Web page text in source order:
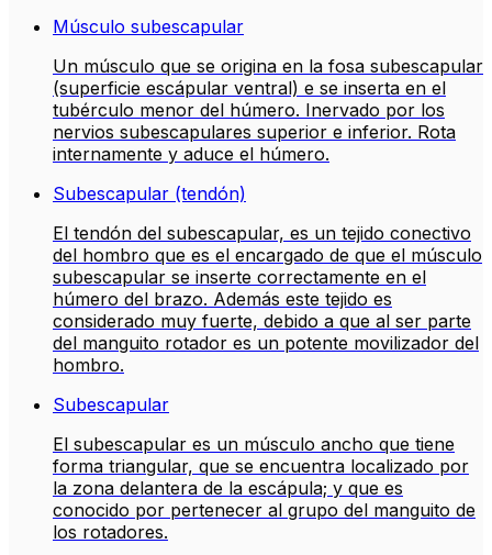
Músculo subescapular
Un músculo que se origina en la fosa subescapular
(superficie escápular ventral) e se inserta en el
tubérculo menor del húmero. Inervado por los
nervios subescapulares superior e inferior. Rota
internamente y aduce el húmero.
Subescapular (tendón)
El tendón del subescapular, es un tejido conectivo
del hombro que es el encargado de que el músculo
subescapular se inserte correctamente en el
húmero del brazo. Además este tejido es
considerado muy fuerte, debido a que al ser parte
del manguito rotador es un potente movilizador del
hombro.
Subescapular
El subescapular es un músculo ancho que tiene
forma triangular, que se encuentra localizado por
la zona delantera de la escápula; y que es
conocido por pertenecer al grupo del manguito de
los rotadores.